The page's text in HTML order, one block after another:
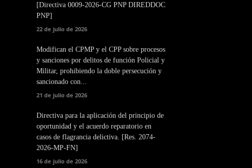
[Directiva 0009-2026-CG PNP DIREDDOC
PNP]
22 de julio de 2026
Modifican el CPMP y el CPP sobre procesos
y sanciones por delitos de función Policial y
Militar, prohibiendo la doble persecución y
sancionado con...
21 de julio de 2026
Directiva para la aplicación del principio de
oportunidad y el acuerdo reparatorio en
casos de flagrancia delictiva. [Res. 2074-
2026-MP-FN]
16 de julio de 2026